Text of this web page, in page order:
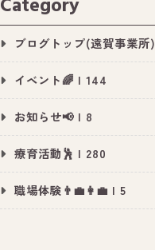
ブログトップ(遠賀事業所)
イベント🌈 | 144
お知らせ📢 | 8
療育活動🕺 | 280
職場体験👨‍💼👩‍💼 | 5